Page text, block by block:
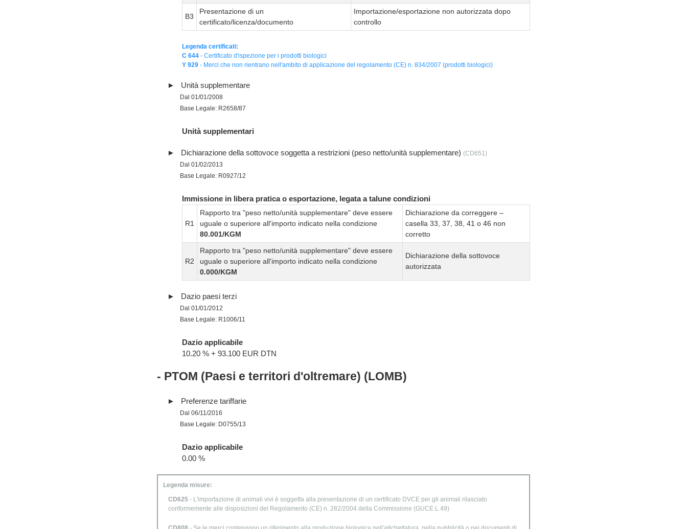
B3
Presentazione di un
certificato/licenza/documento
Importazione/esportazione non autorizzata dopo
controllo
Legenda certificati:
C 644 - Certificato d'ispezione per i prodotti biologici
Y 929 - Merci che non rientrano nell'ambito di applicazione del regolamento (CE) n. 834/2007 (prodotti biologici)
Unità supplementare
Dal 01/01/2008
Base Legale: R2658/87
Unità supplementari
Dichiarazione della sottovoce soggetta a restrizioni (peso netto/unità supplementare) (CD651)
Dal 01/02/2013
Base Legale: R0927/12
Immissione in libera pratica o esportazione, legata a talune condizioni
R1
Rapporto tra "peso netto/unità supplementare" deve essere
uguale o superiore all'importo indicato nella condizione
80.001/KGM
Dichiarazione da correggere –
casella 33, 37, 38, 41 o 46 non
corretto
R2
Rapporto tra "peso netto/unità supplementare" deve essere
uguale o superiore all'importo indicato nella condizione
0.000/KGM
Dichiarazione della sottovoce
autorizzata
Dazio paesi terzi
Dal 01/01/2012
Base Legale: R1006/11
Dazio applicabile
10.20 % + 93.100 EUR DTN
- PTOM (Paesi e territori d'oltremare) (LOMB)
Preferenze tariffarie
Dal 06/11/2016
Base Legale: D0755/13
Dazio applicabile
0.00 %
Legenda misure:
CD625 - L'importazione di animali vivi è soggetta alla presentazione di un certificato DVCE per gli animali rilasciato
conformemente alle disposizioni del Regolamento (CE) n. 282/2004 della Commissione (GUCE L 49)